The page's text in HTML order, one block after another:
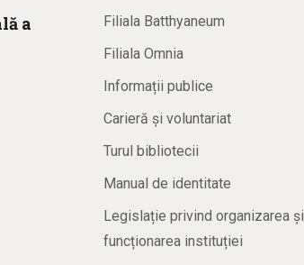
a
Filiala Batthyaneum
Filiala Omnia
Informații publice
Carieră și voluntariat
Turul bibliotecii
Manual de identitate
Legislație privind organizarea și
funcționarea instituției